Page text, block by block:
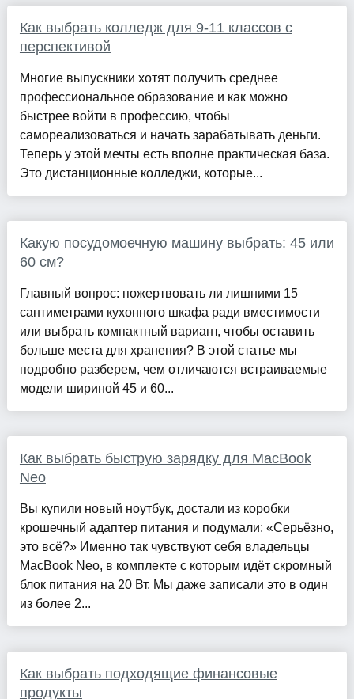
Как выбрать колледж для 9-11 классов с
перспективой
Многие выпускники хотят получить среднее
профессиональное образование и как можно
быстрее войти в профессию, чтобы
самореализоваться и начать зарабатывать деньги.
Теперь у этой мечты есть вполне практическая база.
Это дистанционные колледжи, которые...
Какую посудомоечную машину выбрать: 45 или
60 см?
Главный вопрос: пожертвовать ли лишними 15
сантиметрами кухонного шкафа ради вместимости
или выбрать компактный вариант, чтобы оставить
больше места для хранения? В этой статье мы
подробно разберем, чем отличаются встраиваемые
модели шириной 45 и 60...
Как выбрать быструю зарядку для MacBook
Neo
Вы купили новый ноутбук, достали из коробки
крошечный адаптер питания и подумали: «Серьёзно,
это всё?» Именно так чувствуют себя владельцы
MacBook Neo, в комплекте с которым идёт скромный
блок питания на 20 Вт. Мы даже записали это в один
из более 2...
Как выбрать подходящие финансовые
продукты